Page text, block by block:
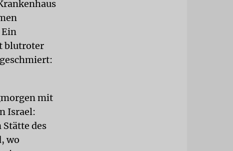
Ein
blutroter
mit
Israel:
des
wo